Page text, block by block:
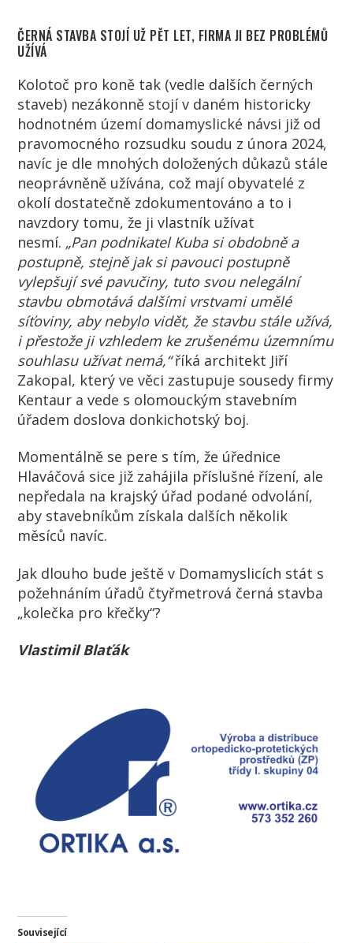
ČERNÁ STAVBA STOJÍ UŽ PĚT LET, FIRMA JI BEZ PROBLÉMŮ
UŽÍVÁ
Kolotoč pro koně tak (vedle dalších černých
staveb) nezákonně stojí v daném historicky
hodnotném území domamyslické návsi již od
pravomocného rozsudku soudu z února 2024,
navíc je dle mnohých doložených důkazů stále
neoprávněně užívána, což mají obyvatelé z
okolí dostatečně zdokumentováno a to i
navzdory tomu, že ji vlastník užívat
nesmí. „Pan podnikatel Kuba si obdobně a
postupně, stejně jak si pavouci postupně
vylepšují své pavučiny, tuto svou nelegální
stavbu obmotává dalšími vrstvami umělé
síťoviny, aby nebylo vidět, že stavbu stále užívá,
i přestože ji vzhledem ke zrušenému územnímu
souhlasu užívat nemá,“říká architekt Jiří
Zakopal, který ve věci zastupuje sousedy firmy
Kentaur a vede s olomouckým stavebním
úřadem doslova donkichotský boj.
Momentálně se pere s tím, že úřednice
Hlaváčová sice již zahájila příslušné řízení, ale
nepředala na krajský úřad podané odvolání,
aby stavebníkům získala dalších několik
měsíců navíc.
Jak dlouho bude ještě v Domamyslicích stát s
požehnáním úřadů čtyřmetrová černá stavba
„kolečka pro křečky“?
Vlastimil Blaťák
Související